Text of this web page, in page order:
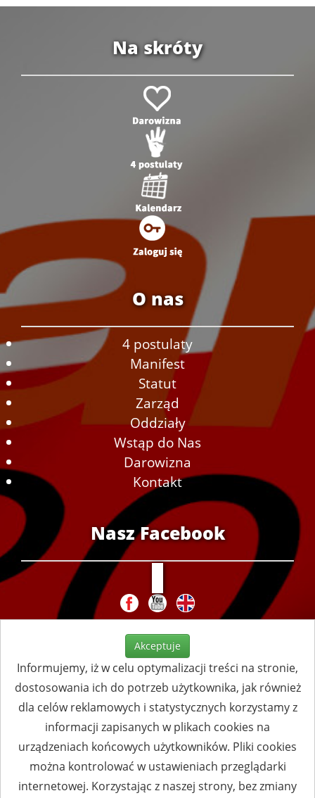
Na skróty
O nas
4 postulaty
Manifest
Statut
Zarząd
Oddziały
Wstąp do Nas
Darowizna
Kontakt
Nasz Facebook
Akceptuje
Informujemy, iż w celu optymalizacji treści na stronie,
dostosowania ich do potrzeb użytkownika, jak również
dla celów reklamowych i statystycznych korzystamy z
informacji zapisanych w plikach cookies na
urządzeniach końcowych użytkowników. Pliki cookies
można kontrolować w ustawieniach przeglądarki
internetowej. Korzystając z naszej strony, bez zmiany